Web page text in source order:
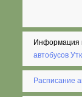
Информация
автобусов
Расписание